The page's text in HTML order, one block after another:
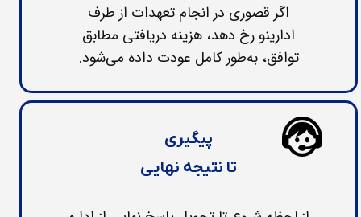
اگر قصوری در انجام تعهدات از طرف
ادارینو رخ دهد، هزینه دریافتی مطابق
توافق، به‌طور کامل عودت داده می‌شود.
پیگیری
تا نتیجه نهایی